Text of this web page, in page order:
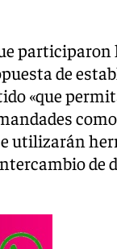
de
«que
utilizarán